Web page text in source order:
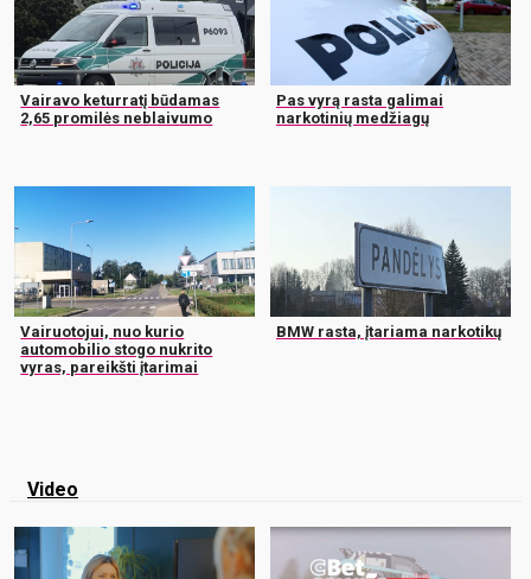
Vairavo keturratį būdamas
2,65 promilės neblaivumo
Pas vyrą rasta galimai
narkotinių medžiagų
Vairuotojui, nuo kurio
automobilio stogo nukrito
vyras, pareikšti įtarimai
BMW rasta, įtariama narkotikų
Video